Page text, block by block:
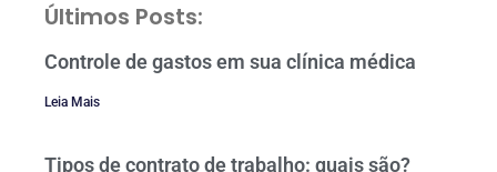
Últimos Posts:
Controle de gastos em sua clínica médica
Leia Mais
Tipos de contrato de trabalho: quais são?